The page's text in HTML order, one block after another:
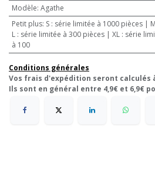
Modèle: Agathe
Petit plus: S : série limitée à 1000 pièces |
L : série limitée à 300 pièces | XL : série limitée à 100 | XXL : série limitée
à 100
Conditions générales
Vos frais d'expédition seront calculés
Ils sont en général entre 4,9€ et 6,9€